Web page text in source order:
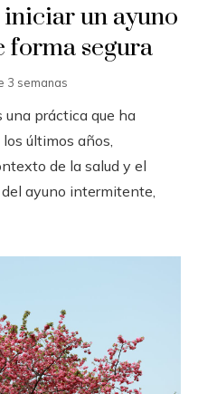
iniciar un ayuno
forma segura
3 semanas
una práctica que ha
últimos años,
de la salud y el
ayuno intermitente,